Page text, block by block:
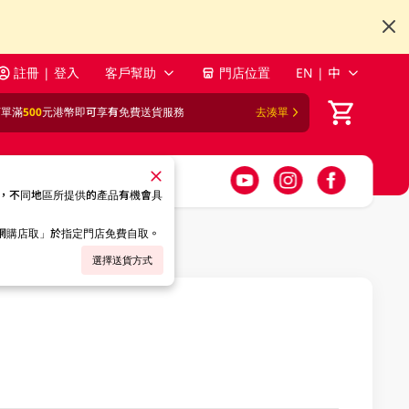
註冊 | 登入 客戶幫助 門店位置 EN | 中
滿500元港幣即可享有免費送貨服務 去湊單
不同地區所提供的產品有機會具
店取」於指定門店免費自取。
選擇送貨方式